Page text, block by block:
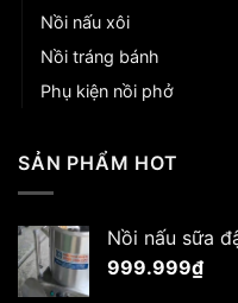
Nồi nấu xôi
Nồi tráng bánh
Phụ kiện nồi phở
SẢN PHẨM HOT
Nồi nấu sữa
999.999₫